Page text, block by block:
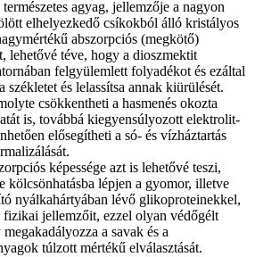
agyag, jellemzője a nagyon
elhelyezkedő csíkokból álló kristályos
abszorpciós (megkötő)
lehetővé téve, hogy a dioszmektit
felgyülemlett folyadékot és ezáltal
székletet és lelassítsa annak kiürülését.
csökkentheti a hasmenés okozta
is, továbbá kiegyensúlyozott elektrolit­
elősegítheti a só- és vízháztartás
képessége azt is lehetővé teszi,
kölcsönhatásba lépjen a gyomor, illetve
nyálkahártyában lévő glikoproteinekkel,
fizikai jellemzőit, ezzel olyan védőgélt
a savak és a
túlzott mértékű elválasztását.